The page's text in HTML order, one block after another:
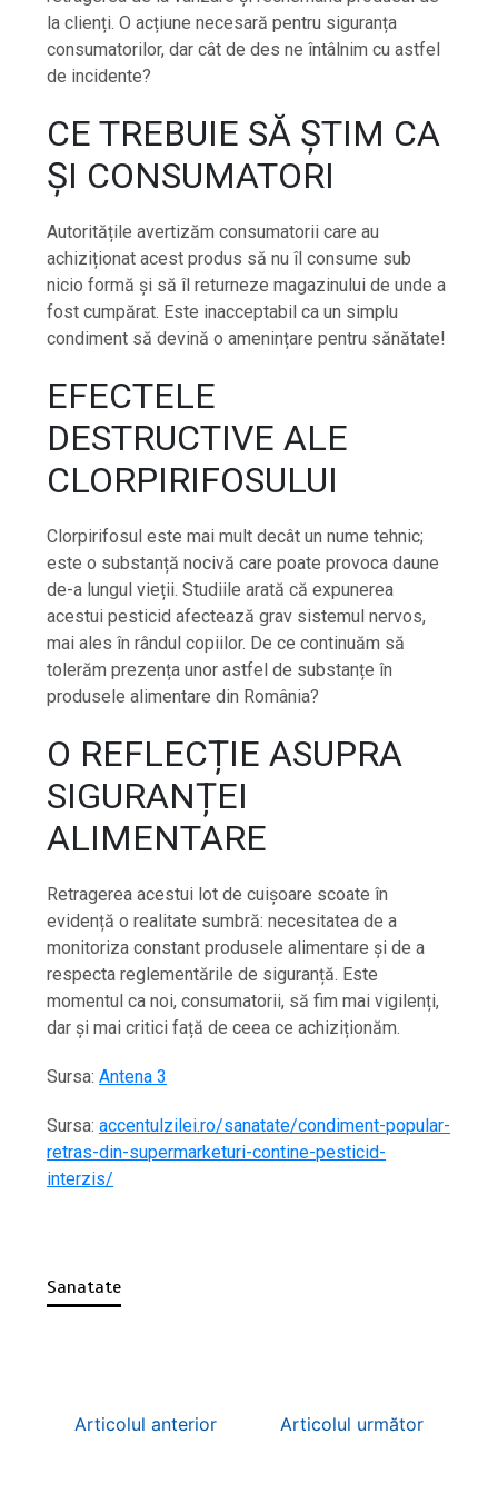
la clienți. O acțiune necesară pentru siguranța
consumatorilor, dar cât de des ne întâlnim cu astfel
de incidente?
CE TREBUIE SĂ ȘTIM CA
ȘI CONSUMATORI
Autoritățile avertizăm consumatorii care au
achiziționat acest produs să nu îl consume sub
nicio formă și să îl returneze magazinului de unde a
fost cumpărat. Este inacceptabil ca un simplu
condiment să devină o amenințare pentru sănătate!
EFECTELE
DESTRUCTIVE ALE
CLORPIRIFOSULUI
Clorpirifosul este mai mult decât un nume tehnic;
este o substanță nocivă care poate provoca daune
de-a lungul vieții. Studiile arată că expunerea
acestui pesticid afectează grav sistemul nervos,
mai ales în rândul copiilor. De ce continuăm să
tolerăm prezența unor astfel de substanțe în
produsele alimentare din România?
O REFLECȚIE ASUPRA
SIGURANȚEI
ALIMENTARE
Retragerea acestui lot de cuișoare scoate în
evidență o realitate sumbră: necesitatea de a
monitoriza constant produsele alimentare și de a
respecta reglementările de siguranță. Este
momentul ca noi, consumatorii, să fim mai vigilenți,
dar și mai critici față de ceea ce achiziționăm.
Sursa:Antena 3
Sursa:accentulzilei.ro/sanatate/condiment-popular-
retras-din-supermarketuri-contine-pesticid-
interzis/
Sanatate
Articolul anterior Articolul următor